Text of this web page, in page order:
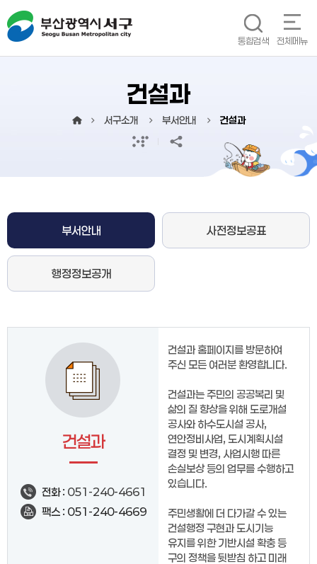
통합검색 전체메뉴
건설과
서구소개 부서안내 건설과
부서안내 사전정보공표
행정정보공개
건설과
전화 : 051-240-4661
팩스 : 051-240-4669
건설과 홈페이지를 방문하여
주신 모든 여러분 환영합니다.
건설과는 주민의 공공복리 및
삶의 질 향상을 위해 도로개설
공사와 하수도시설 공사,
연안정비사업, 도시계획시설
결정 및 변경, 사업시행 따른
손실보상 등의 업무를 수행하고
있습니다.
주민생활에 더 다가갈 수 있는
건설행정 구현과 도시기능
유지를 위한 기반시설 확충 등
구의 정책을 뒷받침 하고 미래